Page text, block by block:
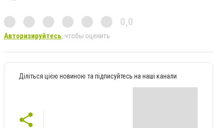
0,0
Авторизируйтесь, чтобы оценить
Діліться цією новиною та підписуйтесь на наші канали